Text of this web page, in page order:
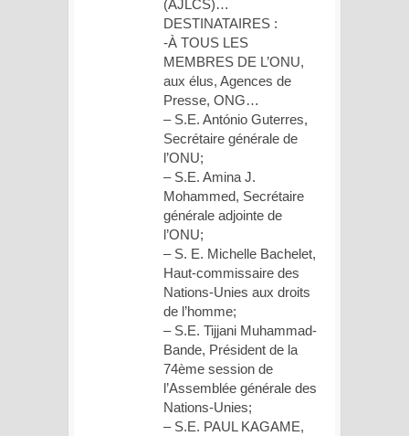
(AJLCS)…
DESTINATAIRES :
-À TOUS LES
MEMBRES DE L’ONU,
aux élus, Agences de
Presse, ONG…
– S.E. António Guterres,
Secrétaire générale de
l’ONU;
– S.E. Amina J.
Mohammed, Secrétaire
générale adjointe de
l’ONU;
– S. E. Michelle Bachelet,
Haut-commissaire des
Nations-Unies aux droits
de l’homme;
– S.E. Tijjani Muhammad-
Bande, Président de la
74ème session de
l’Assemblée générale des
Nations-Unies;
– S.E. PAUL KAGAME,